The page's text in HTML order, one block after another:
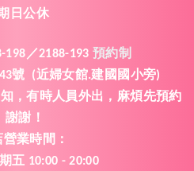
日公休
198／2188-193 預約制
43號 (近婦女館.建國國小旁)
，有時人員外出 ， 麻煩先預約
謝謝 ！
營業時間 ：
五 10:00 - 20:00